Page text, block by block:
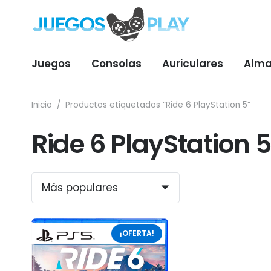
Juegos Consolas Auriculares
Inicio / Productos etiquetados “Ride 6 PlayStation 5”
Ride 6 PlayStation 5
¡OFERTA!